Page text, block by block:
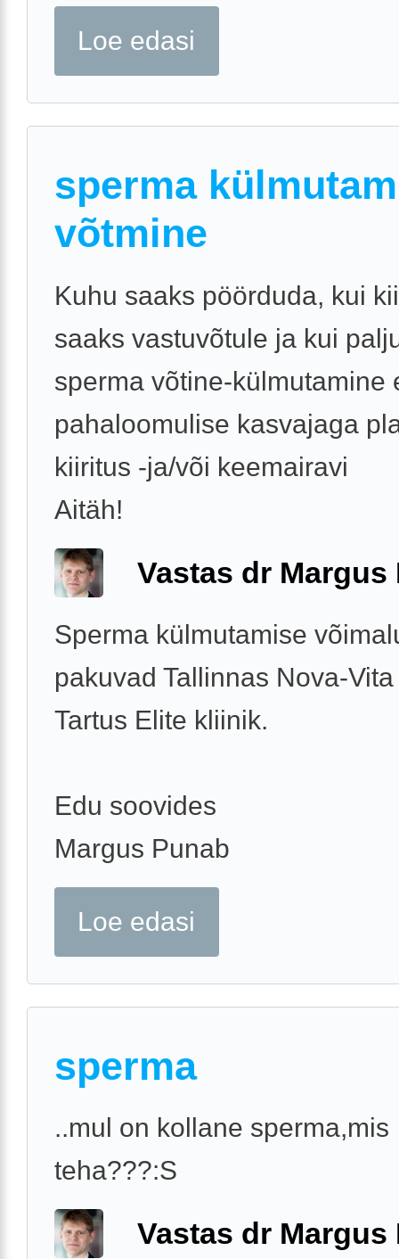
Loe edasi
sperma
võtmine
Kuhu saaks pöörduda, kui
saaks vastuvõtule ja kui
sperma võtine-külmutamine
pahaloomulise kasvajaga
kiiritus -ja/või keemairavi
Aitäh!
Vastas dr Margus
Sperma külmutamise
pakuvad Tallinnas Nova-
Tartus Elite kliinik.
Edu soovides
Margus Punab
Loe edasi
sperma
..mul on kollane sperma,mis
teha???:S
Vastas dr Margus